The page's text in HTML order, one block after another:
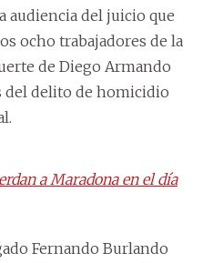
audiencia del juicio que
ocho trabajadores de la
de Diego Armando
del delito de homicidio
a Maradona en el día
Fernando Burlando